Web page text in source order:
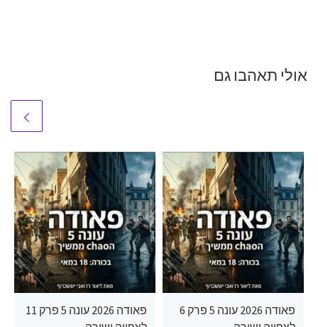
אולי תאהבו גם
פאודה 2026 עונה 5 פרק 11
פאודה 2026 עונה 5 פרק 6